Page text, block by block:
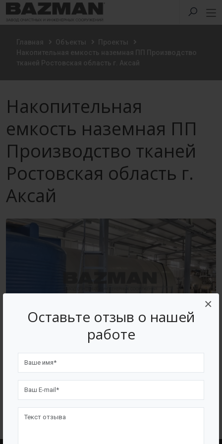
Оставьте отзыв о нашей
работе
×
Главная Объекты
Проекты
Накопительная емкость наземная ПП Производство
тканей Ростовская область г. Аксай
Накопительная
емкость наземная ПП
Производство тканей
Ростовская область г.
Аксай